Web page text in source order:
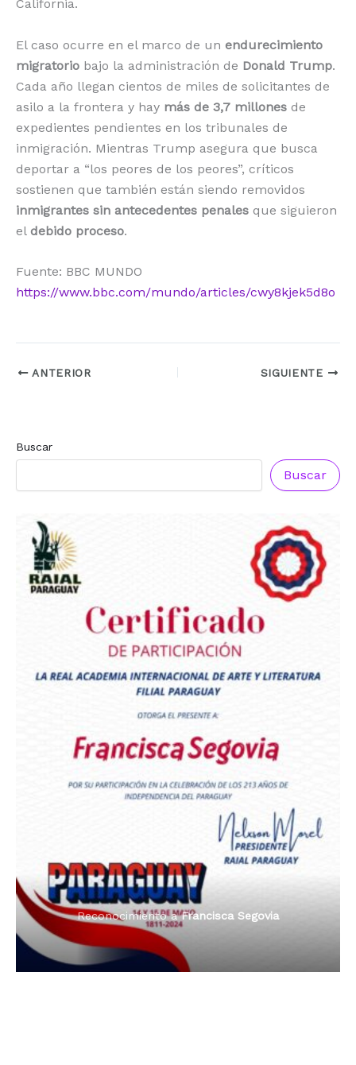
California.
El caso ocurre en el marco de un endurecimiento
migratorio bajo la administración de Donald Trump.
Cada año llegan cientos de miles de solicitantes de
asilo a la frontera y hay más de 3,7 millones de
expedientes pendientes en los tribunales de
inmigración. Mientras Trump asegura que busca
deportar a “los peores de los peores”, críticos
sostienen que también están siendo removidos
inmigrantes sin antecedentes penales que siguieron
el debido proceso.
Fuente: BBC MUNDO
https://www.bbc.com/mundo/articles/cwy8kjek5d8o
ANTERIOR SIGUIENTE
Buscar
Buscar
Dama de Oro 2024
Reconocimiento aFrancisca Segovia
Reconocimiento aFrancisca Segovia
Radio Tribuna Abierta
Radio Tribuna Abierta
Radio Oñondivepa Paraguay
Premio Orgullo Paraguayo
Reconocimiento aFrancisca Segovia